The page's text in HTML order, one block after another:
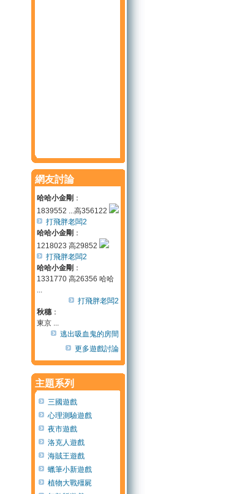
網友討論
哈哈小金剛 ：
1839552 ...高356122
打飛胖老闆2
哈哈小金剛 ：
1218023 高29852
打飛胖老闆2
哈哈小金剛 ：
1331770 高26356 哈哈
...
打飛胖老闆2
秋穗：
東京 ...
逃出吸血鬼的房間
更多遊戲討論
主題系列
三國遊戲
心理測驗遊戲
夜市遊戲
洛克人遊戲
海賊王遊戲
蠟筆小新遊戲
植物大戰殭屍